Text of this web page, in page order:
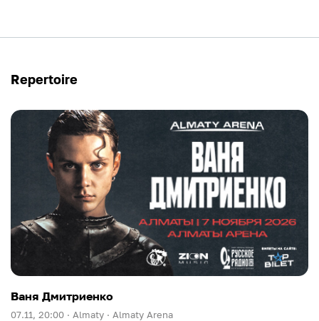
Repertoire
Ваня Дмитриенко
07.11, 20:00 · Almaty · Almaty Arena